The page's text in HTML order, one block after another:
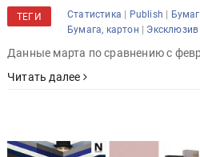
ТЕГИ Статистика | Publish |
Бумага, картон | Эксклюзив
Данные марта по сравнению с
Читать далее